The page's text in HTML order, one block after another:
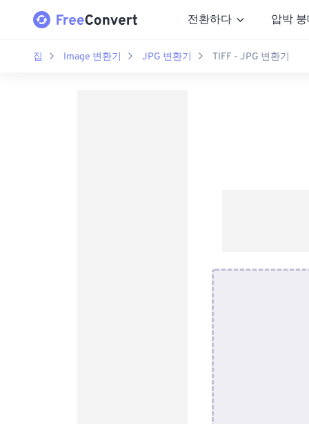
전환하다 압박 붕
집 Image 변환기 JPG 변환기 TIFF - JPG 변환기